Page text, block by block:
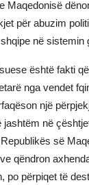
Maqedonisë
për abuzim
në sistemin
është fakti
nga vendet
një
jashtëm në
së
qëndron
po përpiqet të